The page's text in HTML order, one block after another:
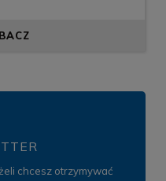
chcesz otrzymywać